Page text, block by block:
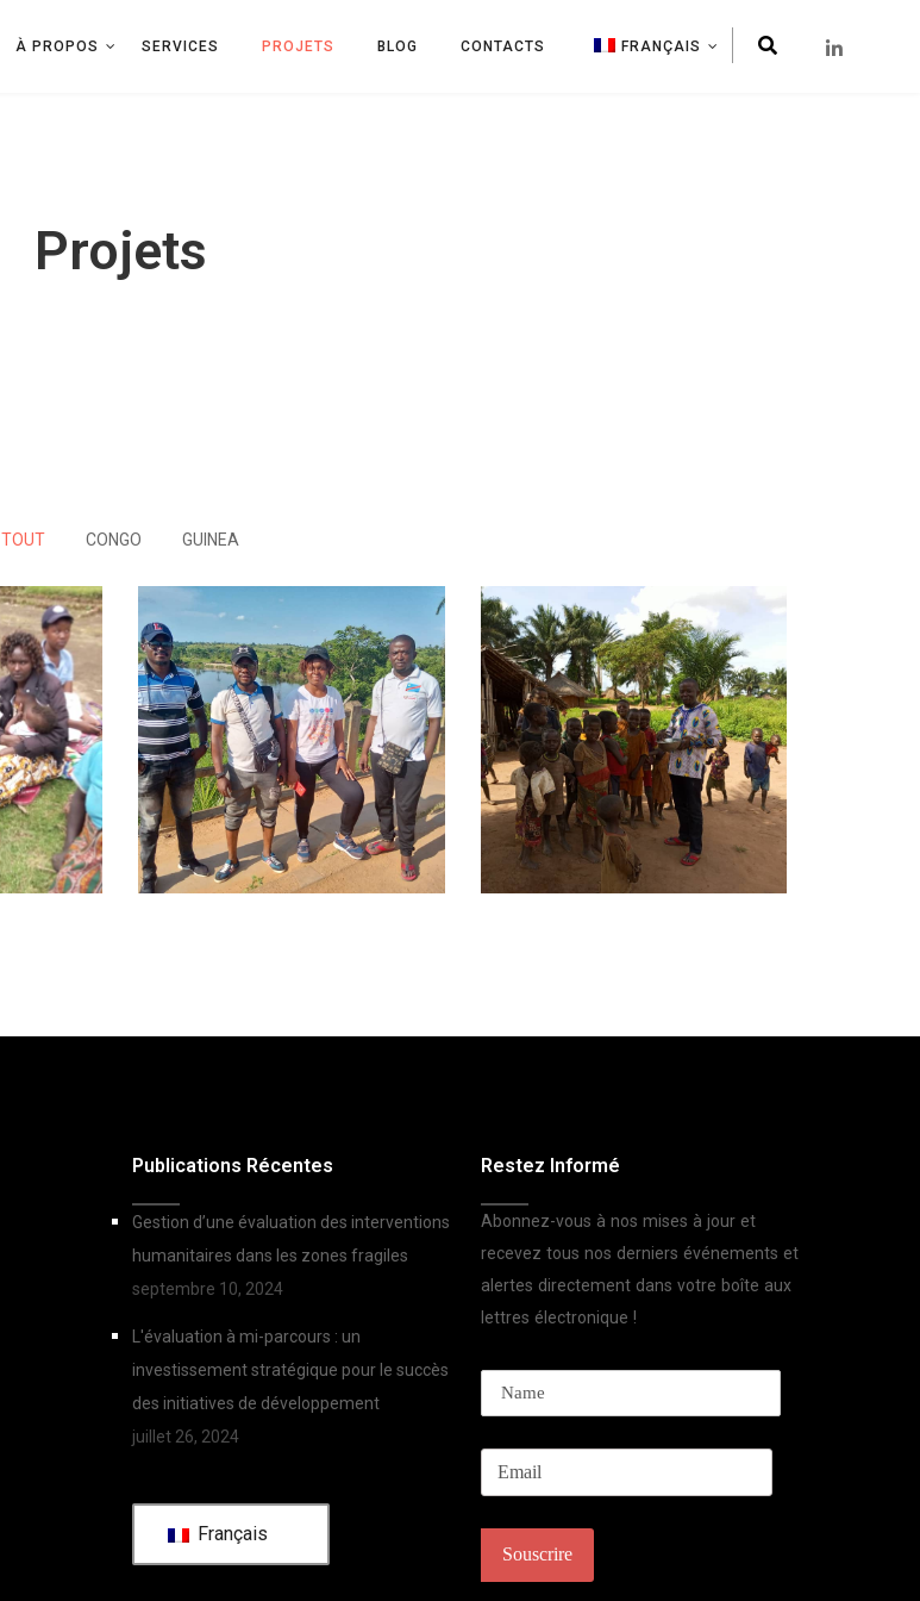
À PROPOS SERVICES PROJETS BLOG CONTACTS FRANÇAIS
Projets
TOUT CONGO GUINEA
Publications Récentes
Gestion d’une évaluation des interventions
humanitaires dans les zones fragiles
septembre 10, 2024
L'évaluation à mi-parcours : un
investissement stratégique pour le succès
des initiatives de développement
juillet 26, 2024
Français
Restez Informé
Abonnez-vous à nos mises à jour et
recevez tous nos derniers événements et
alertes directement dans votre boîte aux
lettres électronique !